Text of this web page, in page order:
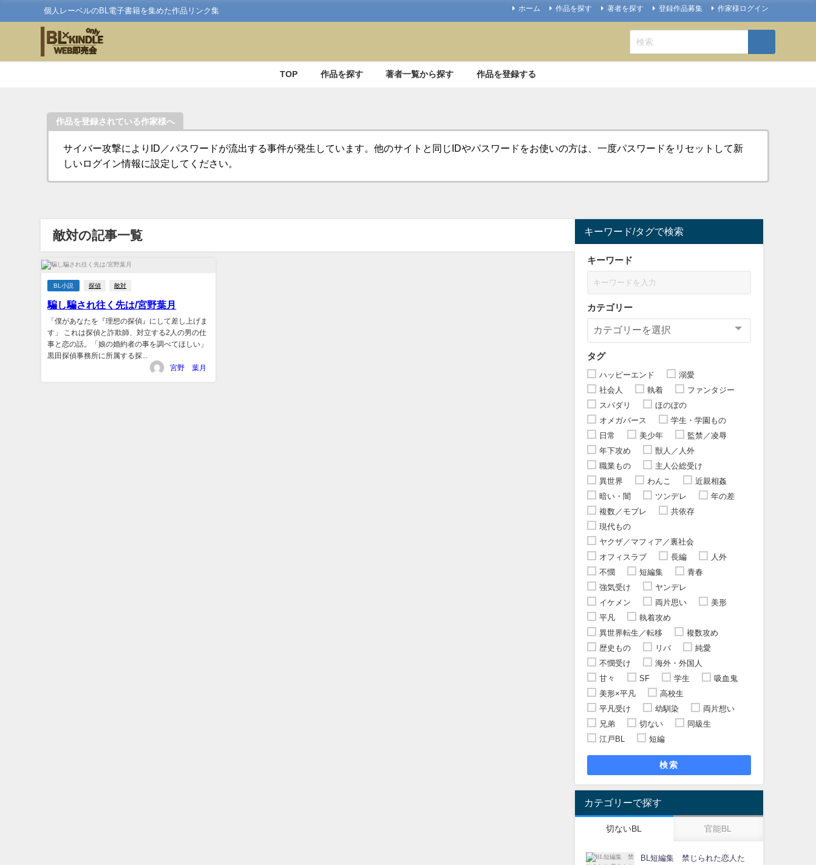
個人レーベルのBL電子書籍を集めた作品リンク集 ホーム 作品を探す 著者を探す 登録作品募集 作家様ログイン
TOP 作品を探す 著者一覧から探す 作品を登録する
作品を登録されている作家様へ
サイバー攻撃によりID／パスワードが流出する事件が発生しています。他のサイトと同じIDやパスワードをお使いの方は、一度パスワードをリセットして新
しいログイン情報に設定してください。
敵対の記事一覧
BL小説 探偵 敵対
騙し騙され往く先は/宮野葉月
「僕があなたを『理想の探偵』にして差し上げま
す」 これは探偵と詐欺師、対立する2人の男の仕
事と恋の話。「娘の婚約者の事を調べてほしい」
黒田探偵事務所に所属する探...
宮野 葉月
キーワード/タグで検索
キーワード
カテゴリー
タグ
ハッピーエンド
溺愛
社会人
執着
ファンタジー
スパダリ
ほのぼの
オメガバース
学生・学園もの
日常
美少年
監禁／凌辱
年下攻め
獣人／人外
職業もの
主人公総受け
異世界
わんこ
近親相姦
暗い・闇
ツンデレ
年の差
複数／モブレ
共依存
現代もの
ヤクザ／マフィア／裏社会
オフィスラブ
長編
人外
不憫
短編集
青春
強気受け
ヤンデレ
イケメン
両片思い
美形
平凡
執着攻め
異世界転生／転移
複数攻め
歴史もの
リバ
純愛
不憫受け
海外・外国人
甘々
SF 学生
吸血鬼
美形×平凡
高校生
平凡受け
幼馴染
両片想い
兄弟
切ない
同級生
江戸BL
短編
検索
カテゴリーで探す
切ないBL 官能BL
BL短編集 禁じられた恋人た